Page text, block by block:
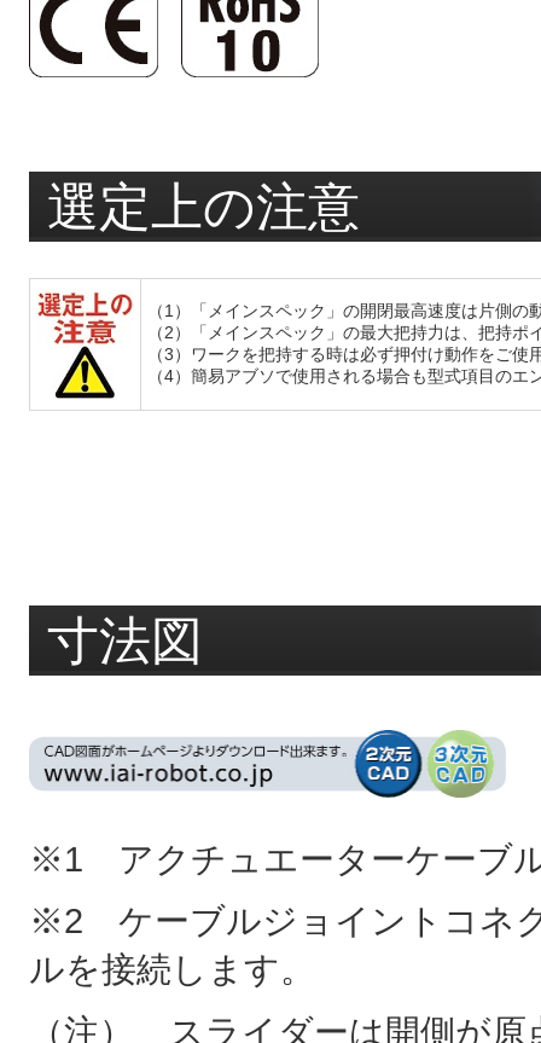
選定上の注意
（1）「メインスペック」の開閉最高速度は片側
（2）「メインスペック」の最大把持力は、把持
（3）ワークを把持する時は必ず押付け動作をご使
（4）簡易アブソで使用される場合も型式項目の
寸法図
※1 アクチュエーターケーブ
※2 ケーブルジョイントコネ
ルを接続します。
（注） スライダーは開側が原